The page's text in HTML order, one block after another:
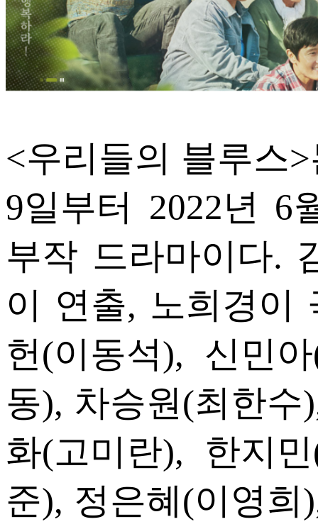
<우리들의 블루스
9일부터 2022년 6
부작 드라마이다.
이 연출, 노희경이
헌(이동석), 신민
동), 차승원(최한
화(고미란), 한지
준), 정은혜(이영